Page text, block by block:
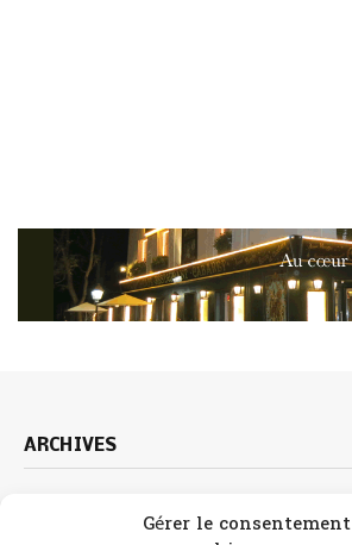
Gérer le consentement
ARCHIVES